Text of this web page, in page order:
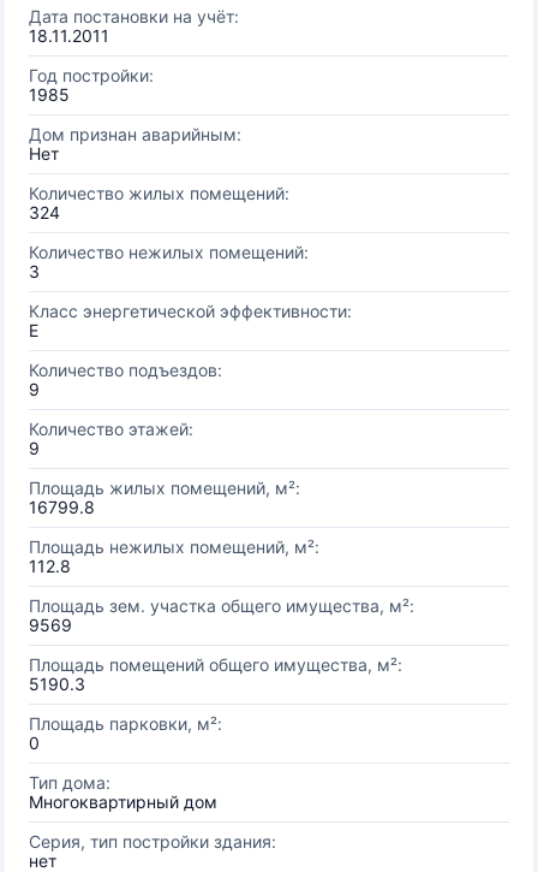
Дата постановки на учёт:
18.11.2011
Год постройки:
1985
Дом признан аварийным:
Нет
Количество жилых помещений:
324
Количество нежилых помещений:
3
Класс энергетической эффективности:
E
Количество подъездов:
9
Количество этажей:
9
Площадь жилых помещений, м²:
16799.8
Площадь нежилых помещений, м²:
112.8
Площадь зем. участка общего имущества, м²:
9569
Площадь помещений общего имущества, м²:
5190.3
Площадь парковки, м²:
0
Тип дома:
Многоквартирный дом
Серия, тип постройки здания:
нет